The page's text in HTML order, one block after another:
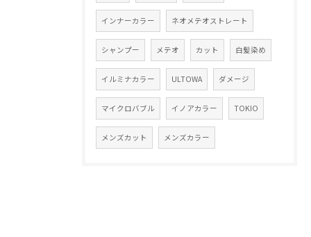
インナーカラー ネオメテオストレート
シャンプー メテオ カット 白髪染め
イルミナカラー ULTOWA ダメージ
マイクロバブル イノアカラー TOKIO
メンズカット メンズカラー